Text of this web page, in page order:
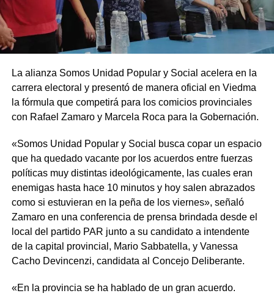
La alianza Somos Unidad Popular y Social acelera en la
carrera electoral y presentó de manera oficial en Viedma
la fórmula que competirá para los comicios provinciales
con Rafael Zamaro y Marcela Roca para la Gobernación.
«Somos Unidad Popular y Social busca copar un espacio
que ha quedado vacante por los acuerdos entre fuerzas
políticas muy distintas ideológicamente, las cuales eran
enemigas hasta hace 10 minutos y hoy salen abrazados
como si estuvieran en la peña de los viernes», señaló
Zamaro en una conferencia de prensa brindada desde el
local del partido PAR junto a su candidato a intendente
de la capital provincial, Mario Sabbatella, y Vanessa
Cacho Devincenzi, candidata al Concejo Deliberante.
«En la provincia se ha hablado de un gran acuerdo.